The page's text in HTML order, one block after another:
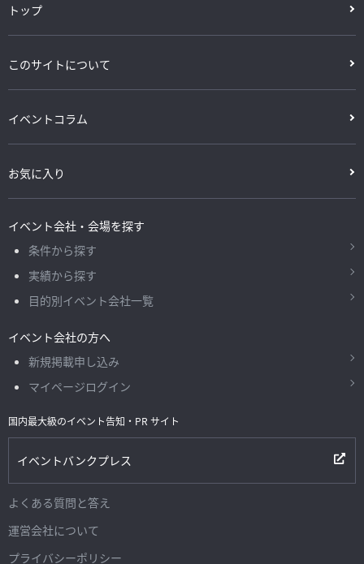
トップ
このサイトについて
イベントコラム
お気に入り
イベント会社・会場を探す
条件から探す
実績から探す
目的別イベント会社一覧
イベント会社の方へ
新規掲載申し込み
マイページログイン
国内最大級のイベント告知・PR サイト
イベントバンクプレス
よくある質問と答え
運営会社について
プライバシーポリシー